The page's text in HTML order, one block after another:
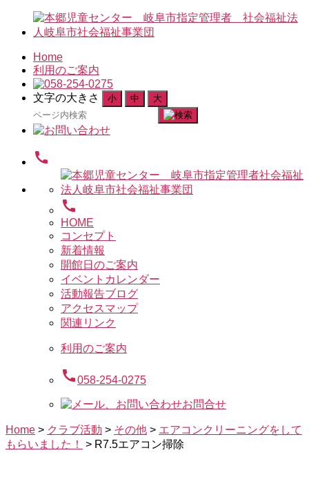
Home
利用のご案内
文字の大きさ 小 中 大
検
索
象:
call
call
HOME
コンセプト
新着情報
開館日のご案内
イベントカレンダー
活動報告ブログ
アクセスマップ
関連リンク
利用のご案内
call058-254-0275
お問合せ
Home > クラブ活動 > その他 > エアコンクリーニングをして
もらいました！
> R7.5エアコン掃除